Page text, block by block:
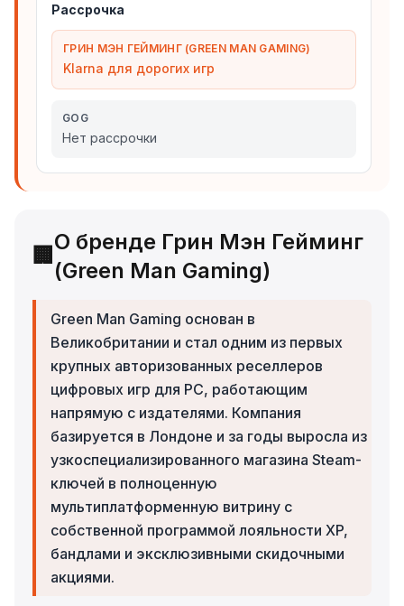
Рассрочка
ГРИН МЭН ГЕЙМИНГ (GREEN MAN GAMING)
Klarna для дорогих игр
GOG
Нет рассрочки
🏢
О бренде Грин Мэн Гейминг
(Green Man Gaming)
Green Man Gaming основан в
Великобритании и стал одним из первых
крупных авторизованных реселлеров
цифровых игр для PC, работающим
напрямую с издателями. Компания
базируется в Лондоне и за годы выросла из
узкоспециализированного магазина Steam-
ключей в полноценную
мультиплатформенную витрину с
собственной программой лояльности XP,
бандлами и эксклюзивными скидочными
акциями.